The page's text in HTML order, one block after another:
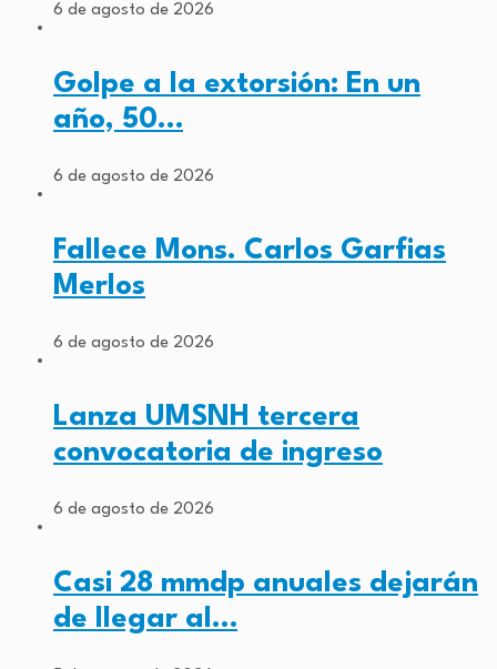
6 de agosto de 2026
Golpe a la extorsión: En un
año, 50…
6 de agosto de 2026
Fallece Mons. Carlos Garfias
Merlos
6 de agosto de 2026
Lanza UMSNH tercera
convocatoria de ingreso
6 de agosto de 2026
Casi 28 mmdp anuales dejarán
de llegar al…